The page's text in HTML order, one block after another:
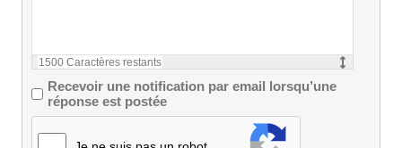
1500 Caractères restants
Recevoir une notification par email lorsqu’une
réponse est postée